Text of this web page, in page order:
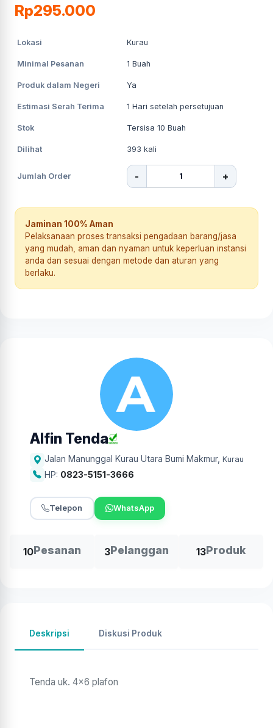
Rp295.000
Lokasi Kurau
Minimal Pesanan 1 Buah
Produk dalam Negeri Ya
Estimasi Serah Terima 1 Hari setelah persetujuan
Stok Tersisa 10 Buah
Dilihat 393 kali
Jumlah Order - +
Jaminan 100% Aman
Pelaksanaan proses transaksi pengadaan barang/jasa
yang mudah, aman dan nyaman untuk keperluan instansi
anda dan sesuai dengan metode dan aturan yang
berlaku.
Alfin Tenda
Jalan Manunggal Kurau Utara Bumi Makmur, Kurau
HP: 0823-5151-3666
Telepon WhatsApp
10Pesanan 3Pelanggan 13Produk
Deskripsi Diskusi Produk
Tenda uk. 4x6 plafon